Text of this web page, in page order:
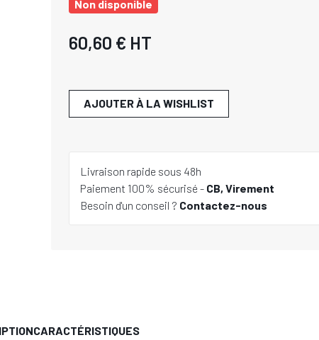
Non disponible
60,60 € HT
AJOUTER À LA WISHLIST
Livraison rapide sous 48h
Paiement 100% sécurisé - CB, Virement
Besoin d'un conseil ? Contactez-nous
CARACTÉRISTIQUES